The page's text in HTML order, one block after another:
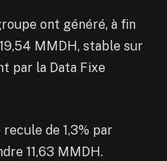
ont généré, à fin
MMDH, stable sur
par la Data Fixe
de 1,3% par
11,63 MMDH.